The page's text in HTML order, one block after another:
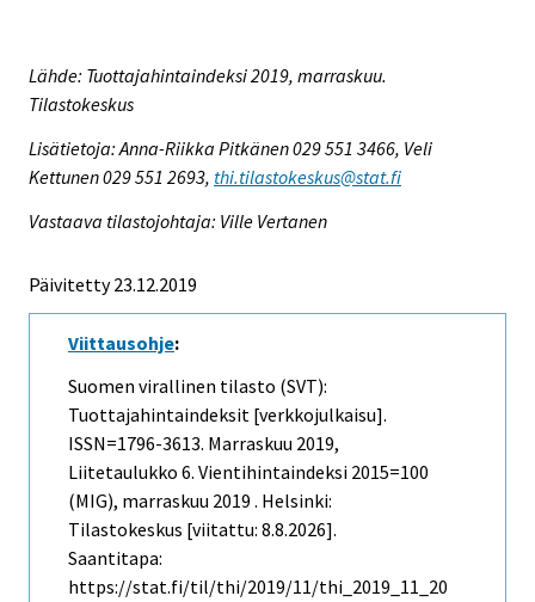
Lähde: Tuottajahintaindeksi 2019, marraskuu.
Tilastokeskus
Lisätietoja: Anna-Riikka Pitkänen 029 551 3466, Veli
Kettunen 029 551 2693, thi.tilastokeskus@stat.fi
Vastaava tilastojohtaja: Ville Vertanen
Päivitetty 23.12.2019
Viittausohje:
Suomen virallinen tilasto (SVT):
Tuottajahintaindeksit [verkkojulkaisu].
ISSN=1796-3613. Marraskuu 2019,
Liitetaulukko 6. Vientihintaindeksi 2015=100
(MIG), marraskuu 2019 . Helsinki:
Tilastokeskus [viitattu: 8.8.2026].
Saantitapa:
https://stat.fi/til/thi/2019/11/thi_2019_11_20